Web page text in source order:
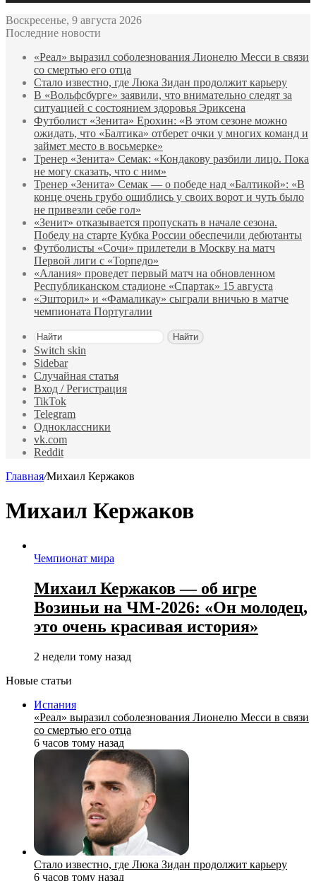
Воскресенье, 9 августа 2026
Последние новости
«Реал» выразил соболезнования Лионелю Месси в связи
со смертью его отца
Стало известно, где Люка Зидан продолжит карьеру
В «Вольфсбурге» заявили, что внимательно следят за
ситуацией с состоянием здоровья Эриксена
Футболист «Зенита» Ерохин: «В этом сезоне можно
ожидать, что «Балтика» отберет очки у многих команд и
займет место в восьмерке»
Тренер «Зенита» Семак: «Кондакову разбили лицо. Пока
не могу сказать, что с ним»
Тренер «Зенита» Семак — о победе над «Балтикой»: «В
конце очень грубо ошиблись у своих ворот и чуть было
не привезли себе гол»
«Зенит» отказывается пропускать в начале сезона.
Победу на старте Кубка России обеспечили дебютанты
Футболисты «Сочи» прилетели в Москву на матч
Первой лиги с «Торпедо»
«Алания» проведет первый матч на обновленном
Республиканском стадионе «Спартак» 15 августа
«Эшторил» и «Фамаликау» сыграли вничью в матче
чемпионата Португалии
Найти
Switch skin
Sidebar
Случайная статья
Вход / Регистрация
TikTok
Telegram
Одноклассники
vk.com
Reddit
Главная/Михаил Кержаков
Михаил Кержаков
Чемпионат мира
Михаил Кержаков — об игре
Возиньи на ЧМ‑2026: «Он молодец,
это очень красивая история»
2 недели тому назад
Новые статьи
Испания
«Реал» выразил соболезнования Лионелю Месси в связи
со смертью его отца
6 часов тому назад
Стало известно, где Люка Зидан продолжит карьеру
6 часов тому назад